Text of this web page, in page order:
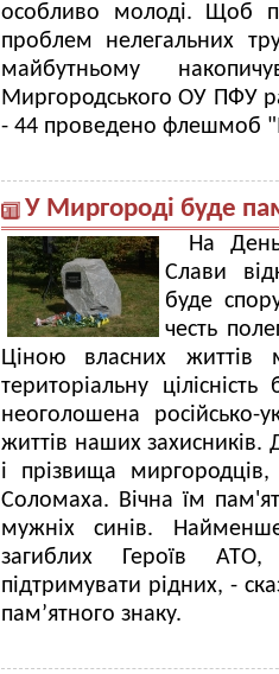
особливо молоді. Щоб
проблем нелегальних
майбутньому
Миргородського ОУ ПФУ
- 44 проведено флешмоб
У Миргороді буде
На
Слави
буде
честь
Ціною власних життів
територіальну
неоголошена російсько-
життів наших захисників.
і прізвища
Соломаха. Вічна їм
мужніх синів.
загиблих Героїв АТО,
підтримувати рідних, -
пам’ятного знаку.